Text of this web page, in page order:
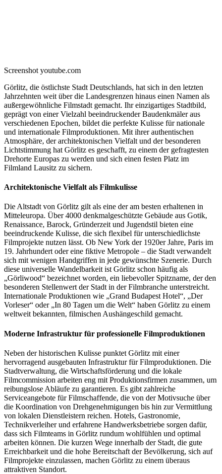
Screenshot youtube.com
Görlitz, die östlichste Stadt Deutschlands, hat sich in den letzten
Jahrzehnten weit über die Landesgrenzen hinaus einen Namen als
außergewöhnliche Filmstadt gemacht. Ihr einzigartiges Stadtbild,
geprägt von einer Vielzahl beeindruckender Baudenkmäler aus
verschiedenen Epochen, bildet die perfekte Kulisse für nationale
und internationale Filmproduktionen. Mit ihrer authentischen
Atmosphäre, der architektonischen Vielfalt und der besonderen
Lichtstimmung hat Görlitz es geschafft, zu einem der gefragtesten
Drehorte Europas zu werden und sich einen festen Platz im
Filmland Lausitz zu sichern.
Architektonische Vielfalt als Filmkulisse
Die Altstadt von Görlitz gilt als eine der am besten erhaltenen in
Mitteleuropa. Über 4000 denkmalgeschützte Gebäude aus Gotik,
Renaissance, Barock, Gründerzeit und Jugendstil bieten eine
beeindruckende Kulisse, die sich flexibel für unterschiedlichste
Filmprojekte nutzen lässt. Ob New York der 1920er Jahre, Paris im
19. Jahrhundert oder eine fiktive Metropole – die Stadt verwandelt
sich mit wenigen Handgriffen in jede gewünschte Szenerie. Durch
diese universelle Wandelbarkeit ist Görlitz schon häufig als
„Görliwood“ bezeichnet worden, ein liebevoller Spitzname, der den
besonderen Stellenwert der Stadt in der Filmbranche unterstreicht.
Internationale Produktionen wie „Grand Budapest Hotel“, „Der
Vorleser“ oder „In 80 Tagen um die Welt“ haben Görlitz zu einem
weltweit bekannten, filmischen Aushängeschild gemacht.
Moderne Infrastruktur für professionelle Filmproduktionen
Neben der historischen Kulisse punktet Görlitz mit einer
hervorragend ausgebauten Infrastruktur für Filmproduktionen. Die
Stadtverwaltung, die Wirtschaftsförderung und die lokale
Filmcommission arbeiten eng mit Produktionsfirmen zusammen, um
reibungslose Abläufe zu garantieren. Es gibt zahlreiche
Serviceangebote für Filmschaffende, die von der Motivsuche über
die Koordination von Drehgenehmigungen bis hin zur Vermittlung
von lokalen Dienstleistern reichen. Hotels, Gastronomie,
Technikverleiher und erfahrene Handwerksbetriebe sorgen dafür,
dass sich Filmteams in Görlitz rundum wohlfühlen und optimal
arbeiten können. Die kurzen Wege innerhalb der Stadt, die gute
Erreichbarkeit und die hohe Bereitschaft der Bevölkerung, sich auf
Filmprojekte einzulassen, machen Görlitz zu einem überaus
attraktiven Standort.